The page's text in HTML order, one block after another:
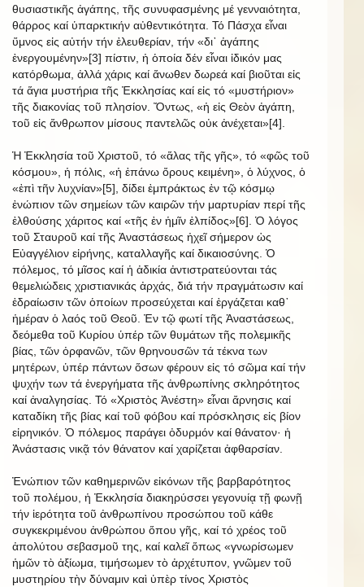
θυσιαστικῆς ἀγάπης, τῆς συνυφασμένης μέ γενναιότητα,
θάρρος καί ὑπαρκτικήν αὐθεντικότητα. Τό Πάσχα εἶναι
ὕμνος εἰς αὐτήν τήν ἐλευθερίαν, τήν «δι᾿ ἀγάπης
ἐνεργουμένην»[3] πίστιν, ἡ ὁποία δέν εἶναι ἰδικόν μας
κατόρθωμα, ἀλλά χάρις καί ἄνωθεν δωρεά καί βιοῦται εἰς
τά ἅγια μυστήρια τῆς Ἐκκλησίας καί εἰς τό «μυστήριον»
τῆς διακονίας τοῦ πλησίον. Ὄντως, «ἡ εἰς Θεὸν ἀγάπη,
τοῦ εἰς ἄνθρωπον μίσους παντελῶς οὐκ ἀνέχεται»[4].
Ἡ Ἐκκλησία τοῦ Χριστοῦ, τό «ἅλας τῆς γῆς», τό «φῶς τοῦ
κόσμου», ἡ πόλις, «ἡ ἐπάνω ὄρους κειμένη», ὁ λύχνος, ὁ
«ἐπὶ τῆν λυχνίαν»[5], δίδει ἐμπράκτως ἐν τῷ κόσμῳ
ἐνώπιον τῶν σημείων τῶν καιρῶν τήν μαρτυρίαν περί τῆς
ἐλθούσης χάριτος καί «τῆς ἐν ἡμῖν ἐλπίδος»[6]. Ὁ λόγος
τοῦ Σταυροῦ καί τῆς Ἀναστάσεως ἠχεῖ σήμερον ὡς
Εὐαγγέλιον εἰρήνης, καταλλαγῆς καί δικαιοσύνης. Ὁ
πόλεμος, τό μῖσος καί ἡ ἀδικία ἀντιστρατεύονται τάς
θεμελιώδεις χριστιανικάς ἀρχάς, διά τήν πραγμάτωσιν καί
ἑδραίωσιν τῶν ὁποίων προσεύχεται καί ἐργάζεται καθ᾿
ἡμέραν ὁ λαός τοῦ Θεοῦ. Ἐν τῷ φωτί τῆς Ἁναστάσεως,
δεόμεθα τοῦ Κυρίου ὑπέρ τῶν θυμάτων τῆς πολεμικῆς
βίας, τῶν ὀρφανῶν, τῶν θρηνουσῶν τά τέκνα των
μητέρων, ὑπέρ πάντων ὅσων φέρουν εἰς τό σῶμα καί τήν
ψυχήν των τά ἐνεργήματα τῆς ἀνθρωπίνης σκληρότητος
καί ἀναλγησίας. Τό «Χριστὸς Ἀνέστη» εἶναι ἄρνησις καί
καταδίκη τῆς βίας καί τοῦ φόβου καί πρόσκλησις εἰς βίον
εἰρηνικόν. Ὁ πόλεμος παράγει ὀδυρμόν καί θάνατον· ἡ
Ἀνάστασις νικᾷ τόν θάνατον καί χαρίζεται ἀφθαρσίαν.
Ἐνώπιον τῶν καθημερινῶν εἰκόνων τῆς βαρβαρότητος
τοῦ πολέμου, ἡ Ἐκκλησία διακηρύσσει γεγονυίᾳ τῇ φωνῇ
τήν ἱερότητα τοῦ ἀνθρωπίνου προσώπου τοῦ κάθε
συγκεκριμένου ἀνθρώπου ὅπου γῆς, καί τό χρέος τοῦ
ἀπολύτου σεβασμοῦ της, καί καλεῖ ὅπως «γνωρίσωμεν
ἡμῶν τὸ ἀξίωμα, τιμήσωμεν τὸ ἀρχέτυπον, γνῶμεν τοῦ
μυστηρίου τὴν δύναμιν καὶ ὑπὲρ τίνος Χριστὸς